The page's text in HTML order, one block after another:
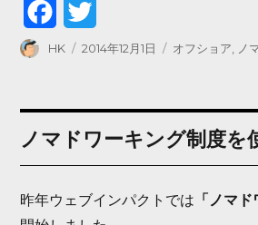
a
e
b
o
w
t
t
r
投
HK
投
2014年12月1日
カ
オフショア ノ
ノマドワーキング制度を
昨年ウェブインパクトでは 「ノマ